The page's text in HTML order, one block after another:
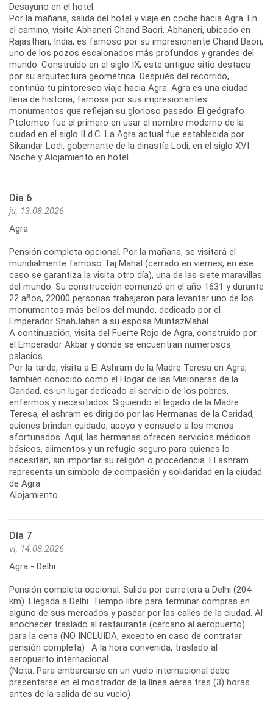
Desayuno en el hotel.
Por la mañana, salida del hotel y viaje en coche hacia Agra. En
el camino, visite Abhaneri Chand Baori. Abhaneri, ubicado en
Rajasthan, India, es famoso por su impresionante Chand Baori,
uno de los pozos escalonados más profundos y grandes del
mundo. Construido en el siglo IX, este antiguo sitio destaca
por su arquitectura geométrica. Después del recorrido,
continúa tu pintoresco viaje hacia Agra. Agra es una ciudad
llena de historia, famosa por sus impresionantes
monumentos que reflejan su glorioso pasado. El geógrafo
Ptolomeo fue el primero en usar el nombre moderno de la
ciudad en el siglo II d.C. La Agra actual fue establecida por
Sikandar Lodi, gobernante de la dinastía Lodi, en el siglo XVI.
Noche y Alojamiento en hotel.
Día 6
ju, 13.08.2026
Agra
Pensión completa opcional. Por la mañana, se visitará el
mundialmente famoso Taj Mahal (cerrado en viernes, en ese
caso se garantiza la visita otro día), una de las siete maravillas
del mundo. Su construcción comenzó en el año 1631 y durante
22 años, 22000 personas trabajaron para levantar uno de los
monumentos más bellos del mundo, dedicado por el
Emperador ShahJahan a su esposa MuntazMahal.
A continuación, visita del Fuerte Rojo de Agra, construido por
el Emperador Akbar y donde se encuentran numerosos
palacios.
Por la tarde, visita a El Ashram de la Madre Teresa en Agra,
también conocido como el Hogar de las Misioneras de la
Caridad, es un lugar dedicado al servicio de los pobres,
enfermos y necesitados. Siguiendo el legado de la Madre
Teresa, el ashram es dirigido por las Hermanas de la Caridad,
quienes brindan cuidado, apoyo y consuelo a los menos
afortunados. Aquí, las hermanas ofrecen servicios médicos
básicos, alimentos y un refugio seguro para quienes lo
necesitan, sin importar su religión o procedencia. El ashram
representa un símbolo de compasión y solidaridad en la ciudad
de Agra.
Alojamiento.
Día 7
vi, 14.08.2026
Agra - Delhi
Pensión completa opcional. Salida por carretera a Delhi (204
km). Llegada a Delhi. Tiempo libre para terminar compras en
alguno de sus mercados y pasear por las calles de la ciudad. Al
anochecer traslado al restaurante (cercano al aeropuerto)
para la cena (NO INCLUIDA, excepto en caso de contratar
pensión completa) . A la hora convenida, traslado al
aeropuerto internacional.
(Nota: Para embarcarse en un vuelo internacional debe
presentarse en el mostrador de la línea aérea tres (3) horas
antes de la salida de su vuelo)